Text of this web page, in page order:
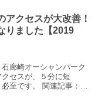
アクセスが大改善！
りました【2019
廊崎オーシャンパーク
セスが、５分に短
至です。 関連記事：